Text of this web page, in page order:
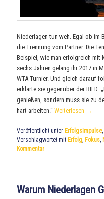
Niederlagen tun weh. Egal ob im
die Trennung vom Partner. Die
Beispiel, wie man erfolgreich mit
sechs Jahren gelang ihr 2017 in
WTA-Turnier. Und gleich darauf
erklärte sie gegenüber der BILD:
genießen, sondern muss sie zu
hart arbeiten.“Weiterlesen →
Veröffentlicht unter Erfolgsimpulse,
Verschlagwortet mit Erfolg, Fokus,
Kommentar
Warum Niederlagen